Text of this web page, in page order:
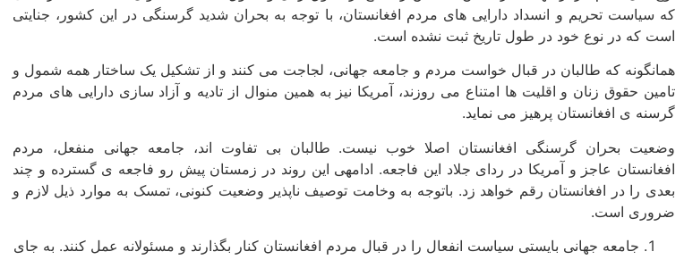
که سیاست تحریم و انسداد دارایی ­های مردم افغانستان، با توجه به بحران شدید گرسنگی در این کشور، جنایتی
است که در نوع خود در طول تاریخ ثبت نشده است.
همانگونه که طالبان در قبال خواست مردم و جامعه جهانی، لجاجت می کنند و از تشکیل یک ساختار همه شمول و
تامین حقوق زنان و اقلیت­ ها امتناع می ­روزند، آمریکا نیز به همین منوال از تادیه­ و آزاد سازی دارایی های مردم
گرسنه­ ی افغانستان پرهیز می ­نماید.
وضعیت بحران گرسنگی افغانستان اصلا خوب نیست. طالبان بی تفاوت اند، جامعه جهانی منفعل، مردم
افغانستان عاجز و آمریکا در ردای جلاد این فاجعه. ادامه­ی این روند در زمستان پیش رو فاجعه­ ی گسترده و چند
بعدی را در افغانستان رقم خواهد زد. باتوجه به وخامت توصیف ناپذیر وضعیت کنونی، تمسک به موارد ذیل لازم و
ضروری است.
جامعه جهانی بایستی سیاست انفعال را در قبال مردم افغانستان کنار بگذارند و مسئولانه عمل کنند. به جای